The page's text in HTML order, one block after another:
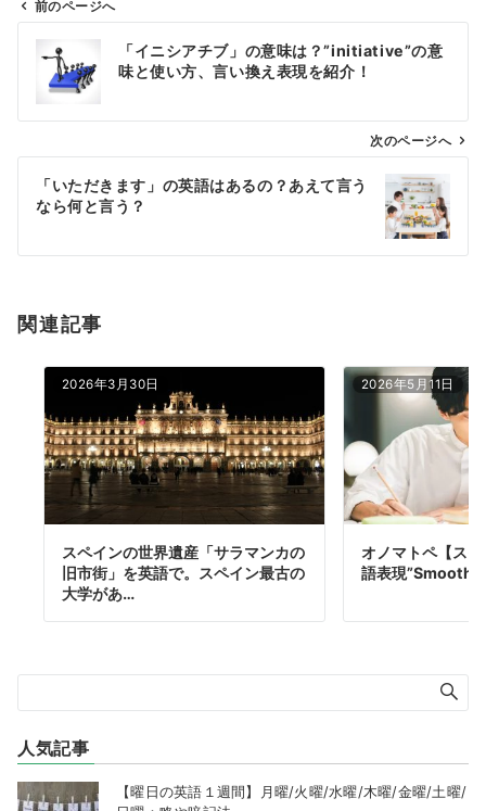
ビ
ン
前のページへ
「イニシアチブ」の意味は？”initiative”の意
味と使い方、言い換え表現を紹介！
次のページへ
「いただきます」の英語はあるの？あえて言う
なら何と言う？
関連記事
2026年3月30日
スペインの世界遺産「サラマンカの
旧市街」を英語で。スペイン最古の
大学があ…
2026年5月11日
オノマトペ【ス
語表現
人気記事
【曜日の英語１週間】月曜/火曜/水曜/木曜/金曜/土曜/